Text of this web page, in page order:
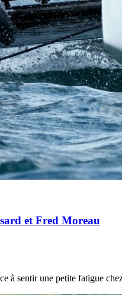
et Fred Moreau
à sentir une petite fatigue